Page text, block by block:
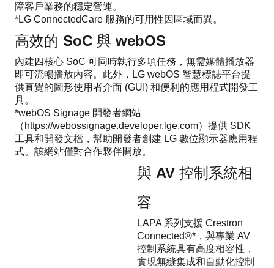
障客戶業務的穩定營運。
*LG ConnectedCare 服務的可用性因區域而異。
高效的 SoC 與 webOS
內建四核心 SoC 可同時執行多項任務，無需媒體播放器
即可流暢播放內容。此外，LG webOS 智慧標誌平台提
供直覺的圖形使用者介面 (GUI) 和便利的應用程式開發工
具。
*webOS Signage 開發者網站
（https://webossignage.developer.lge.com）提供 SDK
工具和開發文檔，幫助開發者創建 LG 數位顯示器應用程
式。該網站僅對合作夥伴開放。
與 AV 控制系統相
容
LAPA 系列支援 Crestron
Connected®*，與專業 AV
控制系統具有高度相容性，
實現無縫集成和自動化控制